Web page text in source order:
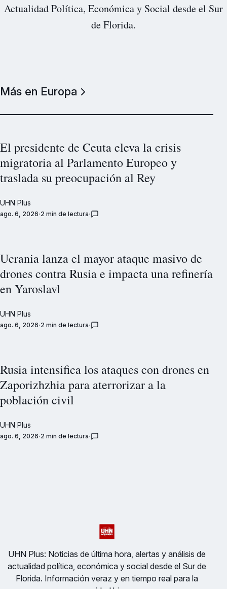
Actualidad Política, Económica y Social desde el Sur
de Florida.
Más en Europa
El presidente de Ceuta eleva la crisis
migratoria al Parlamento Europeo y
traslada su preocupación al Rey
UHN Plus
ago. 6, 2026 2 min de lectura
Ucrania lanza el mayor ataque masivo de
drones contra Rusia e impacta una refinería
en Yaroslavl
UHN Plus
ago. 6, 2026 2 min de lectura
Rusia intensifica los ataques con drones en
Zaporizhzhia para aterrorizar a la
población civil
UHN Plus
ago. 6, 2026 2 min de lectura
UHN Plus: Noticias de última hora, alertas y análisis de
actualidad política, económica y social desde el Sur de
Florida. Información veraz y en tiempo real para la